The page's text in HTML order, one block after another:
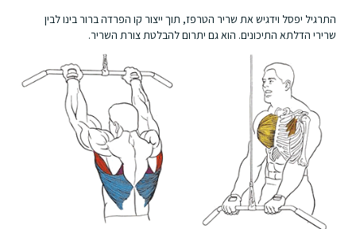
התרגיל יפסל וידגיש את שריר הטרפז, תוך ייצור קו הפרדה ברור בינו לבין
שרירי הדלתא התיכונים. הוא גם יתרום להבלטת צורת השריר.